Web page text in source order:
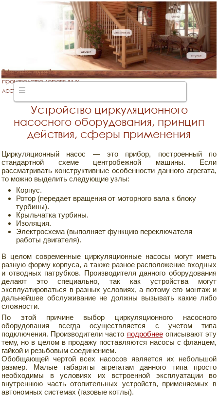
"Мануфактура"
производство деревянных
лестниц
Устройство циркуляционного
насосного оборудования, принцип
действия, сферы применения
Циркуляционный насос — это прибор, построенный по
стандартной схеме центробежной машины. Если
рассматривать конструктивные особенности данного агрегата,
то можно выделить следующие узлы:
Корпус.
Ротор (передает вращения от моторного вала к блоку
турбины).
Крыльчатка турбины.
Изоляция.
Электросхема (выполняет функцию переключателя
работы двигателя).
В целом современные циркуляционные насосы могут иметь
разную форму корпуса, а также разное расположение входных
и отводных патрубков. Производителя данного оборудования
делают это специально, так как устройства могут
эксплуатироваться в разных условиях, а потому его монтаж и
дальнейшее обслуживание не должны вызывать какие либо
сложности.
По этой причине выбор циркуляционного насосного
оборудования всегда осуществляется с учетом типа
подключения. Производители часто подробнееописывают эту
тему, но в целом в продажу поставляются насосы с фланцем,
гайкой и резьбовым соединением.
Обобщающей чертой всех насосов является их небольшой
размер. Малые габариты агрегатам данного типа просто
необходимы в условиях их встроенной эксплуатации во
внутреннюю часть отопительных устройств, применяемых в
автономных системах (газовые котлы).